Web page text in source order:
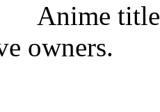
titles,
owners.